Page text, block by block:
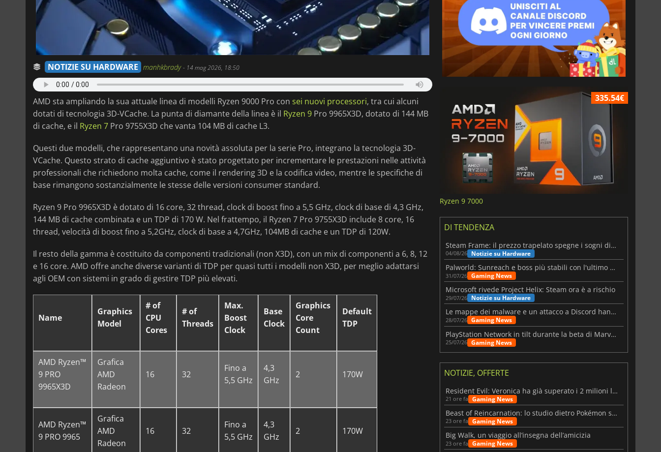
NOTIZIE SU HARDWARE manhkbrady- 14 mag 2026, 18:50
AMD sta ampliando la sua attuale linea di modelli Ryzen 9000 Pro con sei nuovi processori, tra cui alcuni
dotati di tecnologia 3D-VCache. La punta di diamante della linea è il Ryzen 9 Pro 9965X3D, dotato di 144 MB
di cache, e il Ryzen 7 Pro 9755X3D che vanta 104 MB di cache L3.
Questi due modelli, che rappresentano una novità assoluta per la serie Pro, integrano la tecnologia 3D-
VCache. Questo strato di cache aggiuntivo è stato progettato per incrementare le prestazioni nelle attività
professionali che richiedono molta cache, come il rendering 3D e la codifica video, mentre le specifiche di
base rimangono sostanzialmente le stesse delle versioni consumer standard.
Ryzen 9 Pro 9965X3D è dotato di 16 core, 32 thread, clock di boost fino a 5,5 GHz, clock di base di 4,3 GHz,
144 MB di cache combinata e un TDP di 170 W. Nel frattempo, il Ryzen 7 Pro 9755X3D include 8 core, 16
thread, velocità di boost fino a 5,2GHz, clock di base a 4,7GHz, 104MB di cache e un TDP di 120W.
Il resto della gamma è costituito da componenti tradizionali (non X3D), con un mix di componenti a 6, 8, 12
e 16 core. AMD offre anche diverse varianti di TDP per quasi tutti i modelli non X3D, per meglio adattarsi
agli OEM con sistemi in grado di gestire TDP più elevati.
Name
Graphics
Model
# of
CPU
Cores
# of
Threads
Max.
Boost
Clock
Base
Clock
Graphics
Core
Count
Default
TDP
AMD Ryzen™
9 PRO
9965X3D
Grafica
AMD
Radeon
16 32
Fino a
5,5 GHz
4,3
GHz
2 170W
AMD Ryzen™
9 PRO 9965
Grafica
AMD
Radeon
16 32
Fino a
5,5 GHz
4,3
GHz
2 170W
335.54€
Ryzen 9 7000
DI TENDENZA
Steam Frame: il prezzo trapelato spegne i sogni di un VR economico
04/08/26 Notizie su Hardware
Palworld: Sunreach e boss più stabili con l'ultimo update
31/07/26 Gaming News
Microsoft rivede Project Helix: Steam ora è a rischio
29/07/26 Notizie su Hardware
Le mappe dei malware e un attacco a Discord hanno colpito Meccha Chameleon
28/07/26 Gaming News
PlayStation Network in tilt durante la beta di Marvel Tōkon
25/07/26 Gaming News
NOTIZIE, OFFERTE
Resident Evil: Veronica ha già superato i 2 milioni liste dei desideri
21 ore fa Gaming News
Beast of Reincarnation: lo studio dietro Pokémon su una nuova strada
23 ore fa Gaming News
Big Walk, un viaggio all’insegna dell’amicizia
23 ore fa Gaming News